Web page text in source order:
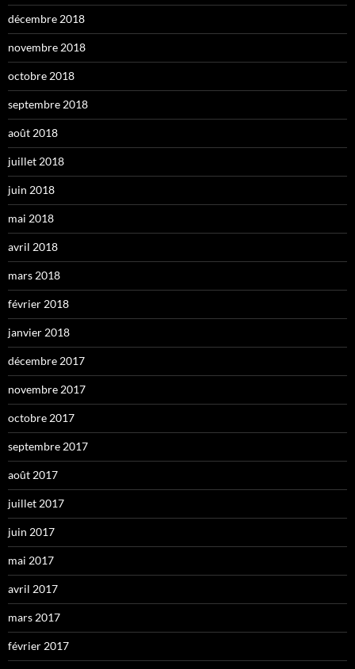
décembre 2018
novembre 2018
octobre 2018
septembre 2018
août 2018
juillet 2018
juin 2018
mai 2018
avril 2018
mars 2018
février 2018
janvier 2018
décembre 2017
novembre 2017
octobre 2017
septembre 2017
août 2017
juillet 2017
juin 2017
mai 2017
avril 2017
mars 2017
février 2017